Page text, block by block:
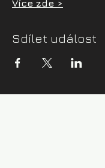
Více zde >
Sdílet událost